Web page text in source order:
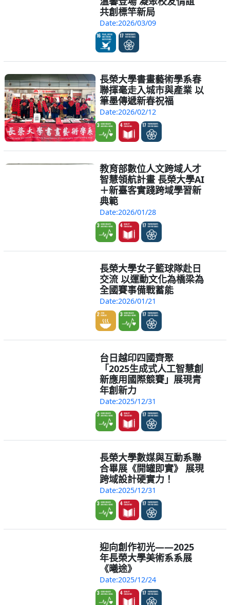
共創標竿新局
Date:2026/03/09
長榮大學書畫藝術學系春
聯揮毫走入城市與產業 以
筆墨傳遞新春祝福
Date:2026/02/12
教育部數位人文跨域人才
智慧領航計畫 長榮大學AI
＋新臺客實踐跨域學習新
典範
Date:2026/01/28
長榮大學女子籃球隊赴日
交流 以運動文化為橋梁為
全國賽事備戰蓄能
Date:2026/01/21
台日越印四國齊聚
「2025生成式人工智慧創
新應用國際競賽」展現青
年創新力
Date:2025/12/31
長榮大學數媒與互動系聯
合畢展《開罐即實》 展現
跨域設計硬實力！
Date:2025/12/31
迎向創作初光——2025
年長榮大學美術系系展
《曦途》
Date:2025/12/24